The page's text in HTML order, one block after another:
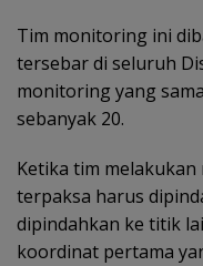
Tim monitoring ini
tersebar di seluruh
monitoring yang
sebanyak 20.
Ketika tim
terpaksa harus
dipindahkan ke titik
koordinat pertama